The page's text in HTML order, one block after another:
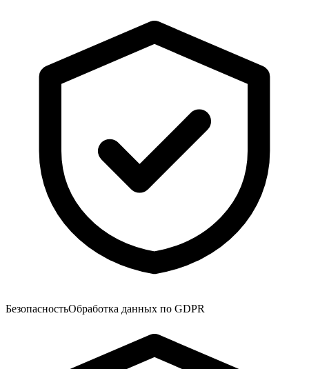
БезопасностьОбработка данных по GDPR